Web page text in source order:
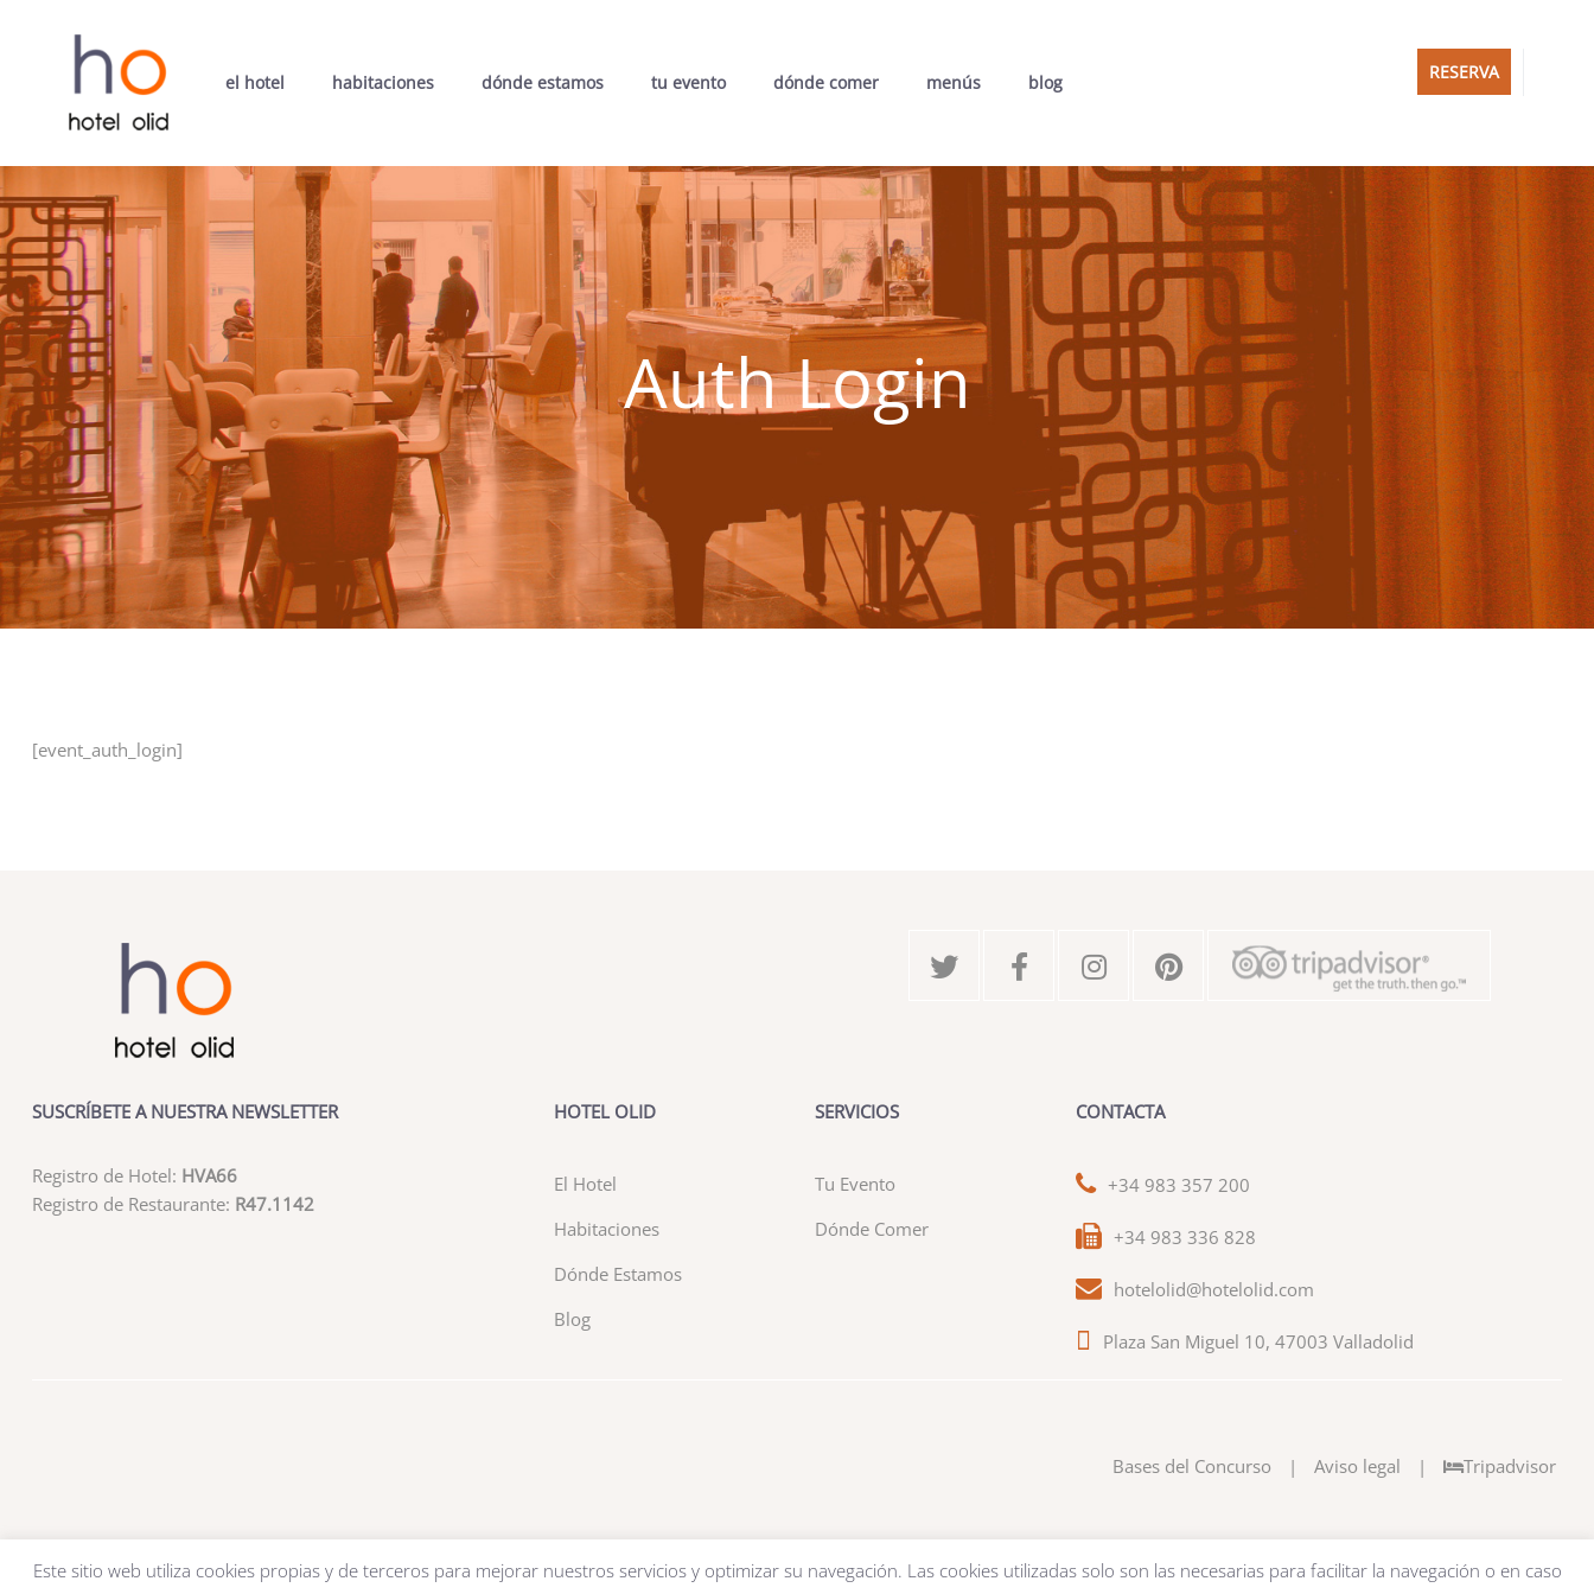
el hotel habitaciones dónde estamos tu evento dónde comer menús blog RESERVA
Auth Login
[event_auth_login]
SUSCRÍBETE A NUESTRA NEWSLETTER
Registro de Hotel: HVA66
Registro de Restaurante: R47.1142
HOTEL OLID
El Hotel
Habitaciones
Dónde Estamos
Blog
SERVICIOS
Tu Evento
Dónde Comer
CONTACTA
+34 983 357 200
+34 983 336 828
hotelolid@hotelolid.com
Plaza San Miguel 10, 47003 Valladolid
Bases del Concurso | Aviso legal | Tripadvisor
Este sitio web utiliza cookies propias y de terceros para mejorar nuestros servicios y optimizar su navegación. Las cookies utilizadas solo son las necesarias para facilitar la navegación o en caso